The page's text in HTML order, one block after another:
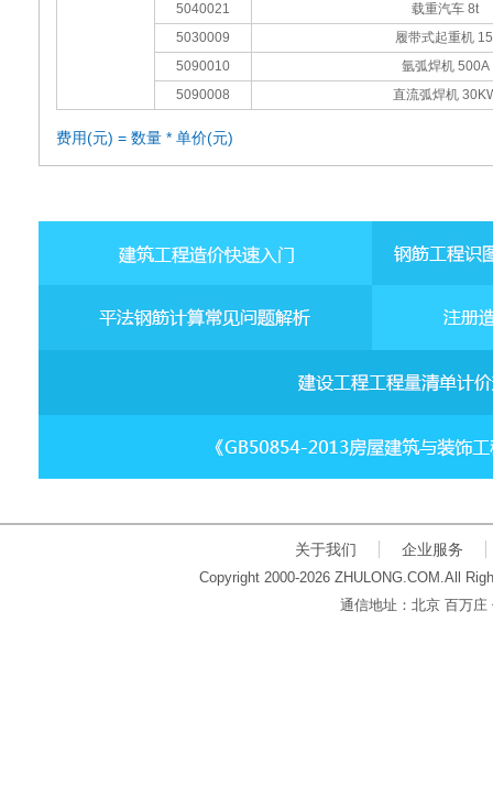
5040021
载重汽车 8t
5030009
履带式起重机
5090010
氩弧焊机 500A
5090008
直流弧焊机
费用(元) = 数量 * 单价(元)
关于我们 企业服务
Copyright 2000-2026 ZHULONG.COM.All
通信地址：北京 百万